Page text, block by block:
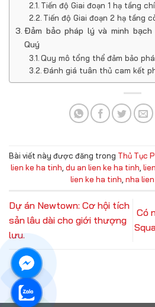
Tiến độ Giai đoạn 1 hạ tầng
Tiến độ Giai đoạn 2 hạ tầng
Đảm bảo pháp lý và minh
Quý
Quy mô tổng thể đảm bảo
Đánh giá tuân thủ cam kết
Bài viết này được đăng trong Thủ Tục
lien ke ha tinh du an lien ke ha tinh
lien ke ha tinh nha
Dự án Newtown: Cơ hội tích
sản lâu dài cho giới thượng
lưu.
Có